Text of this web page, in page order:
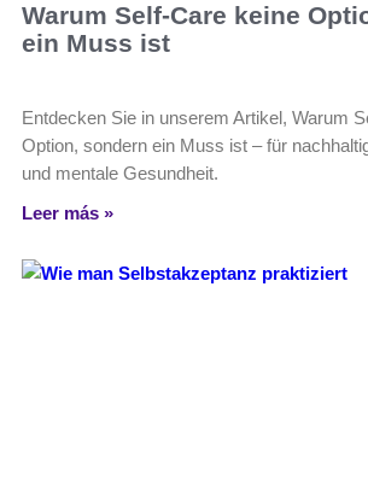
Warum Self-Care keine
ein Muss ist
Entdecken Sie in unserem Artikel, Warum
Option, sondern ein Muss ist – für
und mentale Gesundheit.
Leer más »